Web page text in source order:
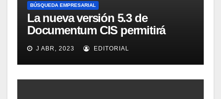
BÚSQUEDA EMPRESARIAL
La nueva versión 5.3 de
Documentum CIS permitirá
distribuir las responsabilidades
de clasificación
J ABR, 2023 EDITORIAL